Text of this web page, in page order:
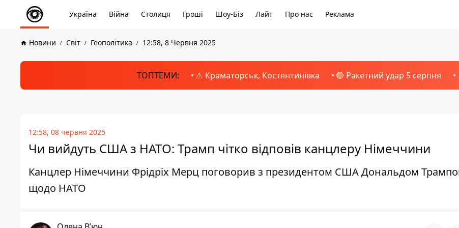
Україна Війна Столиця Гроші Шоу-Біз Лайт Про нас Реклама
Новини Світ Геополітика 12:58, 8 Червня 2025
ТОПТЕМИ: ⚠️ Краматорськ, Костянтинівка 🔴 Ракетний удар 5 серпня
12:58, 08 червня 2025
Чи вийдуть США з НАТО: Трамп чітко відповів канцлеру Німеччини
Канцлер Німеччини Фрідріх Мерц поговорив з президентом США Дональдом
щодо НАТО